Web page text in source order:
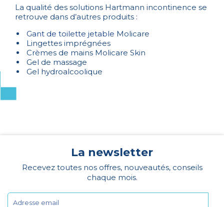
La qualité des solutions Hartmann incontinence se
retrouve dans d’autres produits :
Gant de toilette jetable Molicare
Lingettes imprégnées
Crèmes de mains Molicare Skin
Gel de massage
Gel hydroalcoolique
La newsletter
Recevez toutes nos offres, nouveautés, conseils
chaque mois.